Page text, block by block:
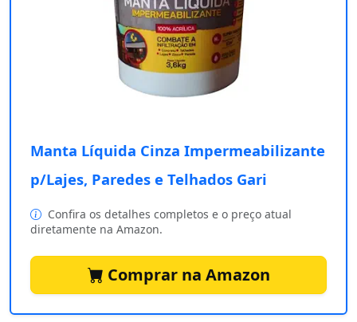
Manta Líquida Cinza Impermeabilizante
p/Lajes, Paredes e Telhados Gari
Confira os detalhes completos e o preço atual
diretamente na Amazon.
Comprar na Amazon